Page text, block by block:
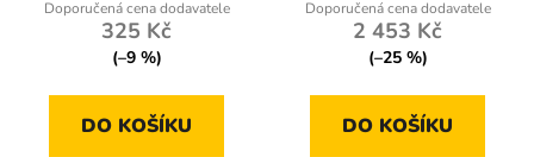
325 Kč
(–9 %)
DO KOŠÍKU
2 453 Kč
(–25 %)
DO KOŠÍKU